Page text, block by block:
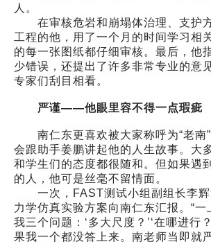
人。
在审核危岩和崩塌体治理、支护
工程的他，用了一个月的时间学习相
的每一张图纸都仔细审核。最后，他
少错误，还提出了许多非常专业的意
专家们刮目相看。
严谨——他眼里容不得一点瑕疵
南仁东更喜欢被大家称呼为“老南”
会跟助手姜鹏讲起他的人生故事。大
和学生们的态度都很随和。但如果遇
的人，他可是丝毫不留情面。
一次，FAST测试小组副组长李辉
力学仿真实验方案向南仁东汇报。“一
我三个问题：‘多大尺度？’‘在哪进行
果我一个都没答上来。南老师当即就